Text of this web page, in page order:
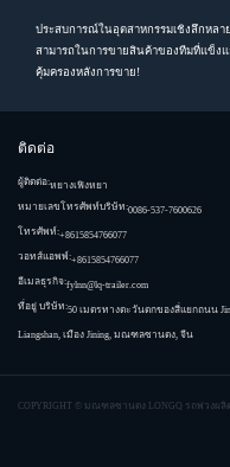
ติดต่อ
ผู้ติดต่อ:หยางเฟิงหยา
หมายเลขโทรศัพท์บริษัท:0086-537-7600626
โทรศัพท์:+8615854766077
วอทส์แอพพ์:+8615854766077
อีเมลธุรกิจ:fylnn@lq-trailer.com
ที่อยู่ บริษัท:50 เมตรทางตะวันตกของสี่แยกถนน
Liangshan, เมือง Jining, มณฑลซานตง, จีน
ประสบการณ์ในอุตสาหกรรมเชิงลึกหลา
สามารถในการขายสินค้าของทีมที่แข็ง
คุ้มครองหลังการขาย!
COPYRIGHT © มณฑลซานตง LONGQ รถพ่วงผลิต